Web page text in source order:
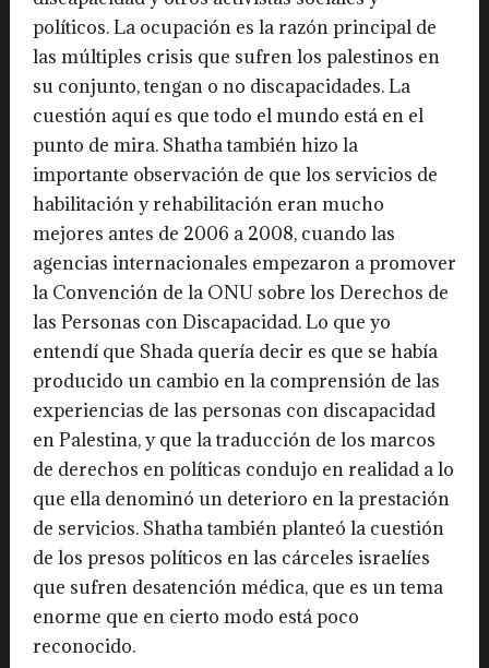
políticos. La ocupación es la razón principal de
las múltiples crisis que sufren los palestinos en
su conjunto, tengan o no discapacidades. La
cuestión aquí es que todo el mundo está en el
punto de mira. Shatha también hizo la
importante observación de que los servicios de
habilitación y rehabilitación eran mucho
mejores antes de 2006 a 2008, cuando las
agencias internacionales empezaron a promover
la Convención de la ONU sobre los Derechos de
las Personas con Discapacidad. Lo que yo
entendí que Shada quería decir es que se había
producido un cambio en la comprensión de las
experiencias de las personas con discapacidad
en Palestina, y que la traducción de los marcos
de derechos en políticas condujo en realidad a lo
que ella denominó un deterioro en la prestación
de servicios. Shatha también planteó la cuestión
de los presos políticos en las cárceles israelíes
que sufren desatención médica, que es un tema
enorme que en cierto modo está poco
reconocido.